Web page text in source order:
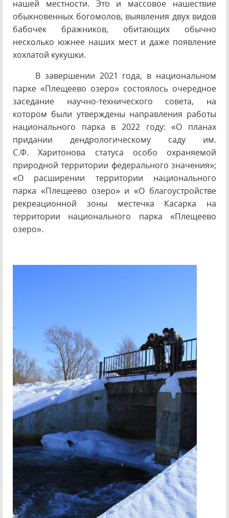
нашей местности. Это и массовое нашествие
обыкновенных богомолов, выявления двух видов
бабочек бражников, обитающих обычно
несколько южнее наших мест и даже появление
хохлатой кукушки.
В завершении 2021 года, в национальном
парке «Плещеево озеро» состоялось очередное
заседание научно-технического совета, на
котором были утверждены направления работы
национального парка в 2022 году: «О планах
придании дендрологическому саду им.
С.Ф. Харитонова статуса особо охраняемой
природной территории федерального значения»;
«О расширении территории национального
парка «Плещеево озеро» и «О благоустройстве
рекреационной зоны местечка Касарка на
территории национального парка «Плещеево
озеро».